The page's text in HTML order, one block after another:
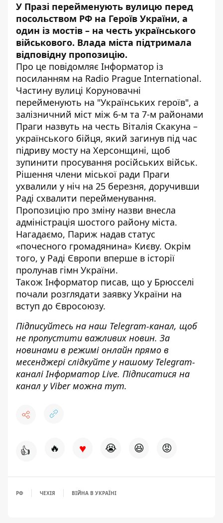
У Празі перейменують вулицю перед
посольством РФ на Героїв України, а
один із мостів – на честь українського
військового. Влада міста підтримала
відповідну пропозицію.
Про це повідомляє Інформатор із
посиланням на Radio Prague International.
Частину вулиці Коруновачні
перейменують на "Українських героїв", а
залізничний міст між 6-м та 7-м районами
Праги назвуть на честь Віталія Скакуна –
українського бійця, який загинув під час
підриву мосту на Херсонщині, щоб
зупинити просування російських військ.
Рішення члени міської ради Праги
ухвалили у ніч на 25 березня, доручивши
Раді схвалити перейменування.
Пропозицію про зміну назви внесла
адміністрація шостого району міста.
Нагадаємо, Париж надав статус
«почесного громадянина» Києву. Окрім
того, у Раді Європи вперше в історії
пролунав гімн України.
Також Інформатор писав, що у Брюсселі
почали розглядати заявку України на
вступ до Євросоюзу.
Підписуйтесь на наш Telegram-канал, щоб
не пропустити важливих новин. За
новинами в режимі онлайн прямо в
месенджері слідкуйте у нашому Telegram-
каналіІнформатор Live. Підписатися на
канал у Viber можна тут.
👍 🔥 ♥ 😭 😆 😡
РФ ЧЕХІЯ ВІЙНА В УКРАЇНІ